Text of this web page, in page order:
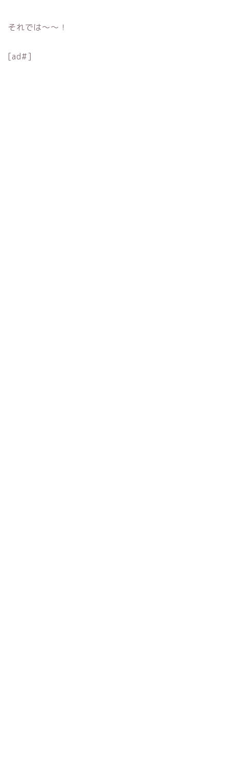
それでは〜〜！
[ad#]